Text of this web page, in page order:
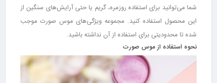
شما می‌توانید برای استفاده روزمره، گریم یا حتی آرایش‌های سنگین از
این محصول استفاده کنید. مجموعه ویژگی‌های موس صورت موجب
شده تا محدودیتی برای استفاده از آن نداشته باشید.
نحوه استفاده از موس صورت